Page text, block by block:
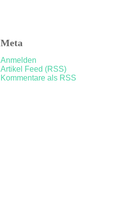
Meta
Anmelden
Artikel Feed (RSS)
Kommentare als RSS